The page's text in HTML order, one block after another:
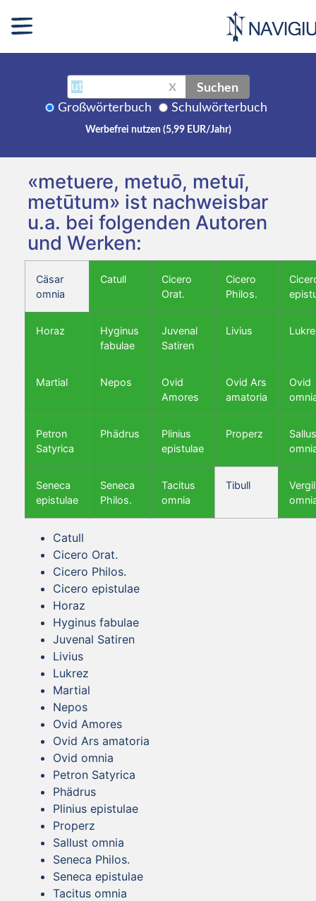
X Suchen
Großwörterbuch Schulwörterbuch
Werbefrei nutzen (5,99 EUR/Jahr)
«metuere, metuō, metuī,
metūtum» ist nachweisbar
u.a. bei folgenden Autoren
und Werken:
Cäsar
omnia
Catull
Cicero
Orat.
Cicero
Philos.
Horaz
Hyginus
fabulae
Juvenal
Satiren
Livius
Martial Nepos
Ovid
Amores
Ovid Ars
amatoria
Ovid
Petron
Satyrica
Phädrus
Plinius
epistulae
Properz
Seneca
epistulae
Seneca
Philos.
Tacitus
omnia
Tibull
Vergil
Catull
Cicero Orat.
Cicero Philos.
Cicero epistulae
Horaz
Hyginus fabulae
Juvenal Satiren
Livius
Lukrez
Martial
Nepos
Ovid Amores
Ovid Ars amatoria
Ovid omnia
Petron Satyrica
Phädrus
Plinius epistulae
Properz
Sallust omnia
Seneca Philos.
Seneca epistulae
Tacitus omnia